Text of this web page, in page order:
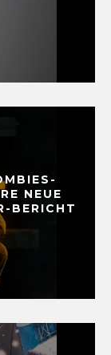
NEUE
BERICHT